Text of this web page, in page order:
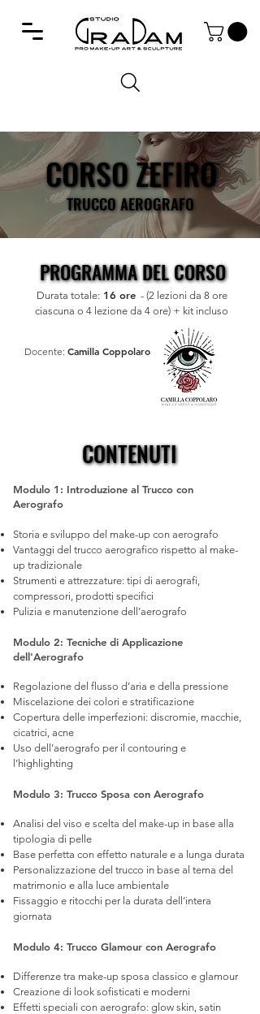
CORSO ZEFIRO
CORSO ZEFIRO
TRUCCO AEROGRAFO
TRUCCO AEROGRAFO
PROGRAMMA DEL CORSO
PROGRAMMA DEL CORSO
Durata totale:16 ore- (2 lezioni da 8 ore
ciascuna o 4 lezione da 4 ore) + kit incluso
Docente: Camilla Coppolaro
CONTENUTI
CONTENUTI
Modulo 1: Introduzione al Trucco con
Aerografo
Storia e sviluppo del make-up con aerografo
Vantaggi del trucco aerografico rispetto al make-
up tradizionale
Strumenti e attrezzature: tipi di aerografi,
compressori, prodotti specifici
Pulizia e manutenzione dell’aerografo
Modulo 2: Tecniche di Applicazione
dell'Aerografo
Regolazione del flusso d’aria e della pressione
Miscelazione dei colori e stratificazione
Copertura delle imperfezioni: discromie, macchie,
cicatrici, acne
Uso dell’aerografo per il contouring e
l’highlighting
Modulo 3: Trucco Sposa con Aerografo
Analisi del viso e scelta del make-up in base alla
tipologia di pelle
Base perfetta con effetto naturale e a lunga durata
Personalizzazione del trucco in base al tema del
matrimonio e alla luce ambientale
Fissaggio e ritocchi per la durata dell’intera
giornata
Modulo 4: Trucco Glamour con Aerografo​
Differenze tra make-up sposa classico e glamour
Creazione di look sofisticati e moderni
Effetti speciali con aerografo: glow skin, satin